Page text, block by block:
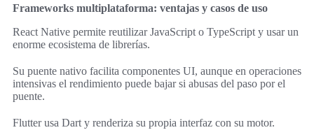
Frameworks multiplataforma: ventajas y casos de uso
React Native permite reutilizar JavaScript o TypeScript y usar un
enorme ecosistema de librerías.
Su puente nativo facilita componentes UI, aunque en operaciones
intensivas el rendimiento puede bajar si abusas del paso por el
puente.
Flutter usa Dart y renderiza su propia interfaz con su motor.